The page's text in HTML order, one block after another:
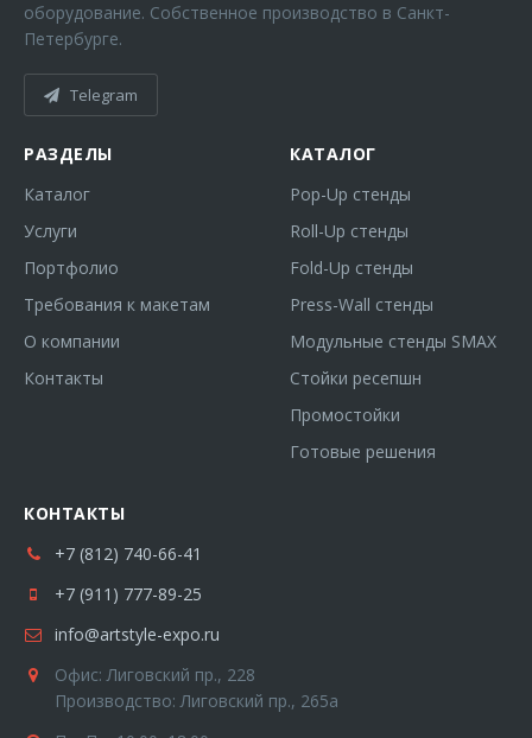
оборудование. Собственное производство в Санкт-
Петербурге.
Telegram
РАЗДЕЛЫ
Каталог
Услуги
Портфолио
Требования к макетам
О компании
Контакты
КАТАЛОГ
Pop-Up стенды
Roll-Up стенды
Fold-Up стенды
Press-Wall стенды
Модульные стенды SMAX
Стойки ресепшн
Промостойки
Готовые решения
КОНТАКТЫ
+7 (812) 740-66-41
+7 (911) 777-89-25
info@artstyle-expo.ru
Офис: Лиговский пр., 228
Производство: Лиговский пр., 265а